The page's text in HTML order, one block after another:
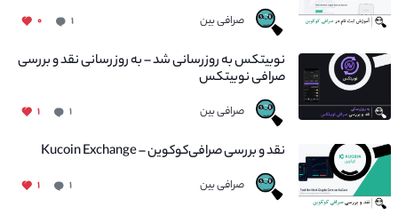
صرافی بین ۱ ۰
نوبیتکس به روزرسانی شد – به روز رسانی نقد و بررسی
صرافی نوبیتکس
صرافی بین ۱ ۱
نقد و بررسی صرافی‌کوکوین – Kucoin Exchange
صرافی بین ۱ ۱